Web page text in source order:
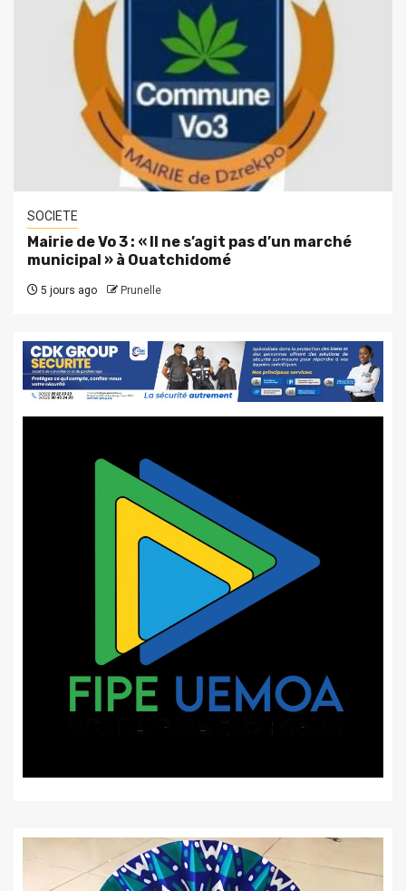
SOCIETE
Mairie de Vo 3 : « Il ne s’agit pas d’un marché
municipal » à Ouatchidomé
5 jours ago Prunelle